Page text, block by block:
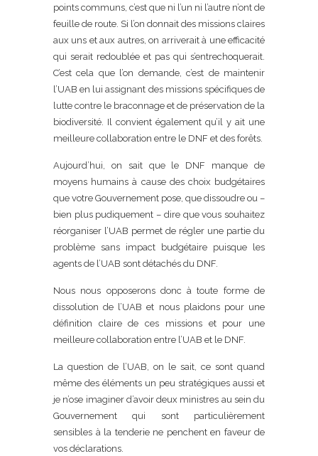
points communs, c’est que ni l’un ni l’autre n’ont de
feuille de route. Si l’on donnait des missions claires
aux uns et aux autres, on arriverait à une efficacité
qui serait redoublée et pas qui s’entrechoquerait.
C’est cela que l’on demande, c’est de maintenir
l’UAB en lui assignant des missions spécifiques de
lutte contre le braconnage et de préservation de la
biodiversité. Il convient également qu’il y ait une
meilleure collaboration entre le DNF et des forêts.
Aujourd’hui, on sait que le DNF manque de
moyens humains à cause des choix budgétaires
que votre Gouvernement pose, que dissoudre ou –
bien plus pudiquement – dire que vous souhaitez
réorganiser l’UAB permet de régler une partie du
problème sans impact budgétaire puisque les
agents de l’UAB sont détachés du DNF.
Nous nous opposerons donc à toute forme de
dissolution de l’UAB et nous plaidons pour une
définition claire de ces missions et pour une
meilleure collaboration entre l’UAB et le DNF.
La question de l’UAB, on le sait, ce sont quand
même des éléments un peu stratégiques aussi et
je n’ose imaginer d’avoir deux ministres au sein du
Gouvernement qui sont particulièrement
sensibles à la tenderie ne penchent en faveur de
vos déclarations.